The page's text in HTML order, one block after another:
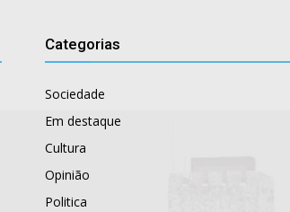
Categorias
Sociedade
Em destaque
Cultura
Opinião
Politica